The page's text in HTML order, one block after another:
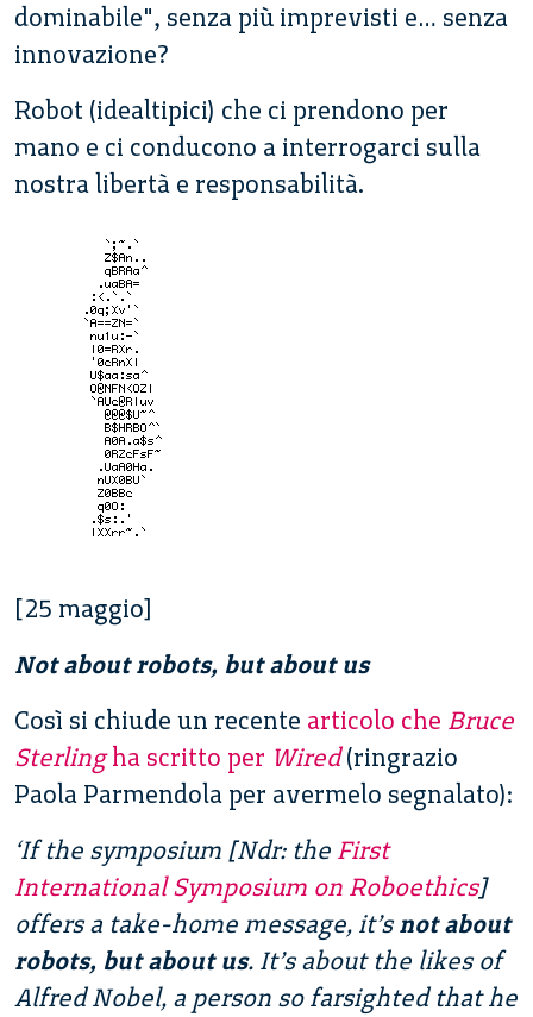
dominabile", senza più imprevisti e… senza
innovazione?
Robot (idealtipici) che ci prendono per
mano e ci conducono a interrogarci sulla
nostra libertà e responsabilità.
[25 maggio]
Not about robots, but about us
Così si chiude un recente articolo che Bruce
Sterlingha scritto per Wired(ringrazio
Paola Parmendola per avermelo segnalato):
‘If the symposium [Ndr: the First
International Symposium on Roboethics]
offers a take-home message, it’snot about
robots, but about us. It’s about the likes of
Alfred Nobel, a person so farsighted that he